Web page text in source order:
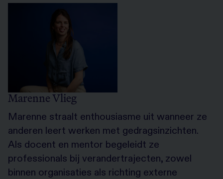
Marenne Vlieg
Marenne straalt enthousiasme uit wanneer ze
anderen leert werken met gedragsinzichten.
Als docent en mentor begeleidt ze
professionals bij verandertrajecten, zowel
binnen organisaties als richting externe